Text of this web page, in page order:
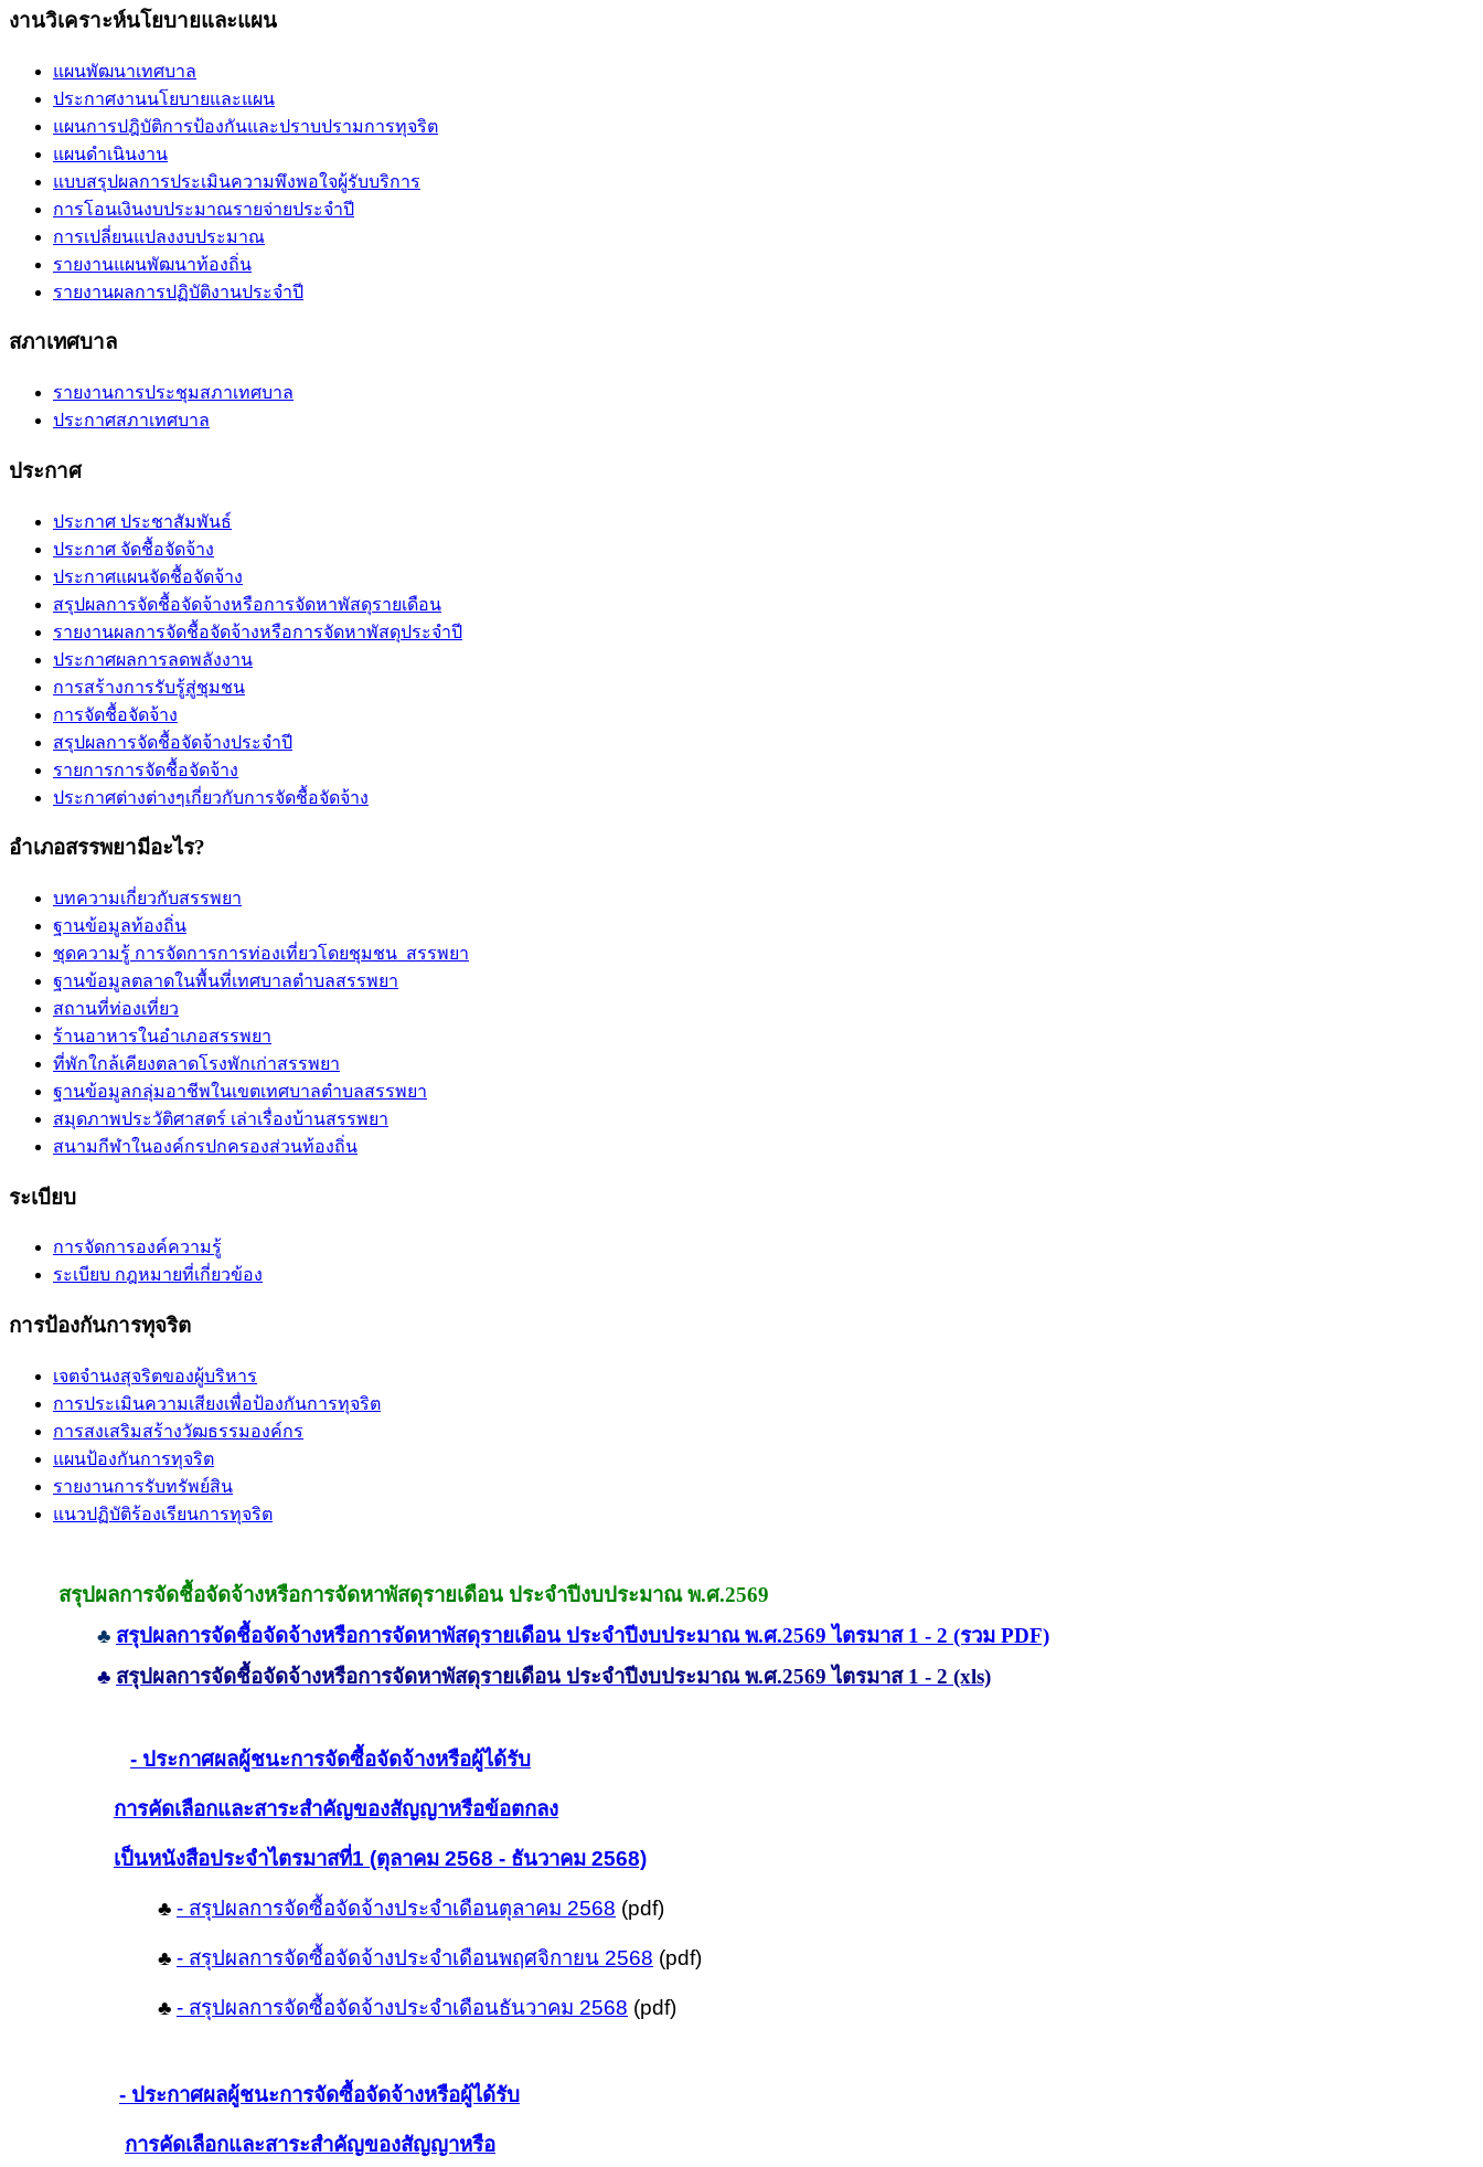
งานวิเคราะห์นโยบายและแผน
แผนพัฒนาเทศบาล
ประกาศงานนโยบายและแผน
แผนการปฎิบัติการป้องกันและปราบปรามการทุจริต
แผนดำเนินงาน
แบบสรุปผลการประเมินความพึงพอใจผู้รับบริการ
การโอนเงินงบประมาณรายจ่ายประจำปี
การเปลี่ยนแปลงงบประมาณ
รายงานแผนพัฒนาท้องถิ่น
รายงานผลการปฏิบัติงานประจำปี
สภาเทศบาล
รายงานการประชุมสภาเทศบาล
ประกาศสภาเทศบาล
ประกาศ
ประกาศ ประชาสัมพันธ์
ประกาศ จัดชื้อจัดจ้าง
ประกาศแผนจัดชื้อจัดจ้าง
สรุปผลการจัดชื้อจัดจ้างหรือการจัดหาพัสดุรายเดือน
รายงานผลการจัดชื้อจัดจ้างหรือการจัดหาพัสดุประจำปี
ประกาศผลการลดพลังงาน
การสร้างการรับรู้สู่ชุมชน
การจัดชื้อจัดจ้าง
สรุปผลการจัดชื้อจัดจ้างประจำปี
รายการการจัดชื้อจัดจ้าง
ประกาศต่างต่างๆเกี่ยวกับการจัดชื้อจัดจ้าง
อำเภอสรรพยามีอะไร?
บทความเกี่ยวกับสรรพยา
ฐานข้อมูลท้องถิ่น
ชุดความรู้ การจัดการการท่องเที่ยวโดยชุมชน_สรรพยา
ฐานข้อมูลตลาดในพื้นที่เทศบาลตำบลสรรพยา
สถานที่ท่องเที่ยว
ร้านอาหารในอำเภอสรรพยา
ที่พักใกล้เคียงตลาดโรงพักเก่าสรรพยา
ฐานข้อมูลกลุ่มอาชีพในเขตเทศบาลตำบลสรรพยา
สมุดภาพประวัติศาสตร์ เล่าเรื่องบ้านสรรพยา
สนามกีฬาในองค์กรปกครองส่วนท้องถิ่น
ระเบียบ
การจัดการองค์ความรู้
ระเบียบ กฎหมายที่เกี่ยวข้อง
การป้องกันการทุจริต
เจตจำนงสุจริตของผู้บริหาร
การประเมินความเสียงเพื่อป้องกันการทุจริต
การสงเสริมสร้างวัฒธรรมองค์กร
แผนป้องกันการทุจริต
รายงานการรับทรัพย์สิน
แนวปฏิบัติร้องเรียนการทุจริต
สรุปผลการจัดชื้อจัดจ้างหรือการจัดหาพัสดุรายเดือน ประจำปีงบประมาณ พ.ศ.2569
♣ สรุปผลการจัดชื้อจัดจ้างหรือการจัดหาพัสดุรายเดือน ประจำปีงบประมาณ พ.ศ.2569 ไตรมาส 1 - 2 (รวม PDF)
♣ สรุปผลการจัดชื้อจัดจ้างหรือการจัดหาพัสดุรายเดือน ประจำปีงบประมาณ พ.ศ.2569 ไตรมาส 1 - 2 (xls)
- ประกาศผลผู้ชนะการจัดซื้อจัดจ้างหรือผู้ได้รับ
การคัดเลือกและสาระสำคัญของสัญญาหรือข้อตกลง
เป็นหนังสือประจำไตรมาสที่1 (ตุลาคม 2568 - ธันวาคม 2568)
♣ - สรุปผลการจัดซื้อจัดจ้างประจำเดือนตุลาคม 2568 (pdf)
♣ - สรุปผลการจัดซื้อจัดจ้างประจำเดือนพฤศจิกายน 2568 (pdf)
♣ - สรุปผลการจัดซื้อจัดจ้างประจำเดือนธันวาคม 2568 (pdf)
- ประกาศผลผู้ชนะการจัดซื้อจัดจ้างหรือผู้ได้รับ
การคัดเลือกและสาระสำคัญของสัญญาหรือ